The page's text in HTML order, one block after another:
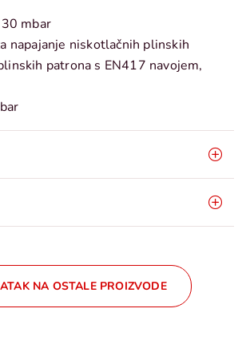
mbar
napajanje niskotlačnih plinskih
patrona s EN417 navojem,
NA OSTALE PROIZVODE